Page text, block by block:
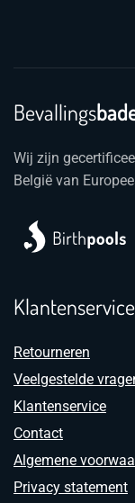
Bevallings
Wij zijn
België van
Klantenservice
Retourneren
Veelgestelde
Klantenservice
Contact
Algemene
Privacy statement